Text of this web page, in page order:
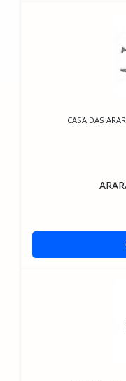
CASA DAS